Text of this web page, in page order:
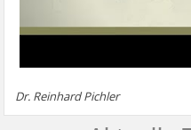
Dr. Reinhard Pichler